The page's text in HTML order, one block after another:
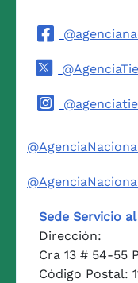
Sede Servicio
Dirección:
Cra 13 # 54-55
Código Postal: